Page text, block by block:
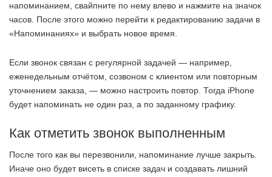
напоминанием, свайпните по нему влево и нажмите на значок
часов. После этого можно перейти к редактированию задачи в
«Напоминаниях» и выбрать новое время.
Если звонок связан с регулярной задачей — например,
еженедельным отчётом, созвоном с клиентом или повторным
уточнением заказа, — можно настроить повтор. Тогда iPhone
будет напоминать не один раз, а по заданному графику.
Как отметить звонок выполненным
После того как вы перезвонили, напоминание лучше закрыть.
Иначе оно будет висеть в списке задач и создавать лишний